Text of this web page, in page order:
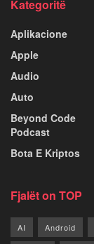
Kategoritë
Aplikacione
Apple
Audio
Auto
Beyond Code
Podcast
Bota E Kriptos
Fjalët on TOP
AI Android